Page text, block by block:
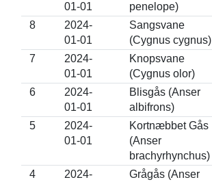
01-01
penelope)
8
2024-
01-01
Sangsvane
(Cygnus cygnus)
7
2024-
01-01
Knopsvane
(Cygnus olor)
6
2024-
01-01
Blisgås (Anser
albifrons)
5
2024-
01-01
Kortnæbbet Gås
(Anser
brachyrhynchus)
4
2024-
Grågås (Anser